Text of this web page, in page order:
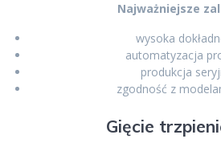
Najważniejsze
wysoka
automatyzacja
produkcja
zgodność z
Gięcie